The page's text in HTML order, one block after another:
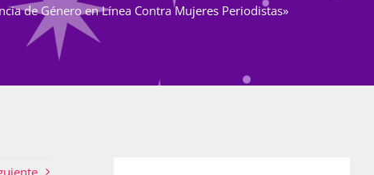
de Género en Línea Contra Mujeres Periodistas»